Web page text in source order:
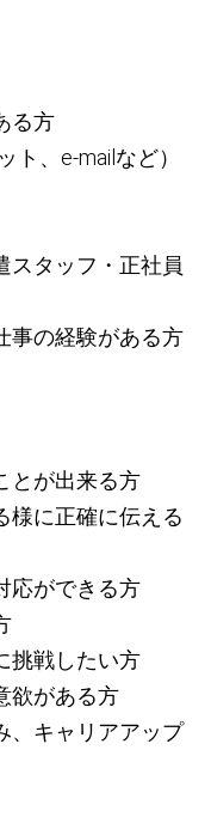
る方
ト、e-mailなど）
タッフ・正社員
事の経験がある方
とが出来る方
様に正確に伝える
応ができる方
挑戦したい方
欲がある方
、キャリアアップ